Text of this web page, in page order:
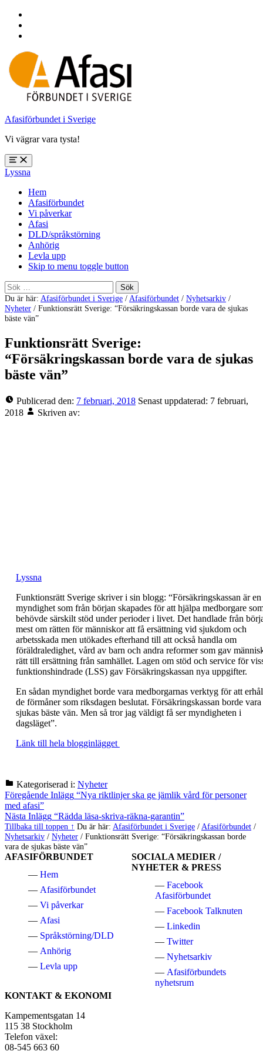
sidfoten
Afasiförbundet i Sverige
Vi vägrar vara tysta!
Öppna
meny:
%s
Lyssna
Hem
Afasiförbundet
Vi påverkar
Afasi
DLD/språkstörning
Anhörig
Levla upp
Skip to menu toggle button
Sök
efter:
Du är här: Afasiförbundet i Sverige /Afasiförbundet / Nyhetsarkiv /
Nyheter / Funktionsrätt Sverige: “Försäkringskassan borde vara de sjukas
bäste vän”
Funktionsrätt Sverige:
“Försäkringskassan borde vara de sjukas
bäste vän”
Publicerad den: 7 februari, 2018 Senast uppdaterad: 7 februari,
2018
Skriven av:
Lyssna
Funktionsrätt Sverige skriver i sin blogg: “Försäkringskassan är en
myndighet som från början skapades för att hjälpa medborgare
behövde särskilt stöd under perioder i livet. Det handlade från
mest om rätten för människor att få ersättning vid sjukdom och
arbetsskada men utökades efterhand till att också handla om
föräldraledighet, vård av barn och andra reformer som gav
rätt till ersättning från samhället. Lagen om stöd och service för
funktionshindrade (LSS) gav Försäkringskassan nya uppgifter.
En sådan myndighet borde vara medborgarnas verktyg för att
de förmåner som riksdagen beslutat. Försäkringskassan borde vara
sjukas bäste vän. Men så tror jag väldigt få ser myndigheten i
dagsläget”.
Länk till hela blogginlägget
Kategoriserad i: Nyheter
Hoppa
tillbaka
till
huvudnavigeringen
Inläggsnavigering
Föregående Inlägg “Nya riktlinjer ska ge jämlik vård för personer
med afasi”
Nästa Inlägg “Rädda läsa-skriva-räkna-garantin”
Tillbaka till toppen ↑ Du är här: Afasiförbundet i Sverige / Afasiförbundet /
Nyhetsarkiv / Nyheter / Funktionsrätt Sverige: “Försäkringskassan borde
vara de sjukas bäste vän”
AFASIFÖRBUNDET
Hem
Afasiförbundet
Vi påverkar
Afasi
Språkstörning/DLD
Anhörig
Levla upp
SOCIALA MEDIER /
NYHETER & PRESS
Facebook
Afasiförbundet
Facebook Talknuten
Linkedin
Twitter
Nyhetsarkiv
Afasiförbundets
nyhetsrum
KONTAKT & EKONOMI
Kampementsgatan 14
115 38 Stockholm
Telefon växel:
08-545 663 60